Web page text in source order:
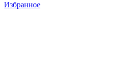
Избранное